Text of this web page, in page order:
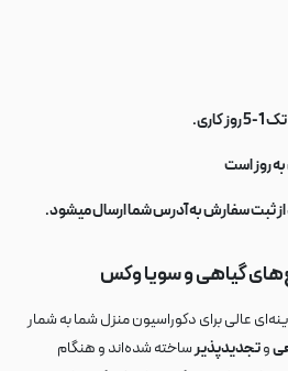
روز است
گیاهیوسویا وکس
عالی برای دکوراسیون منزل شما به شمار
وتجدیدپذیرساخته شده‌اند و هنگام